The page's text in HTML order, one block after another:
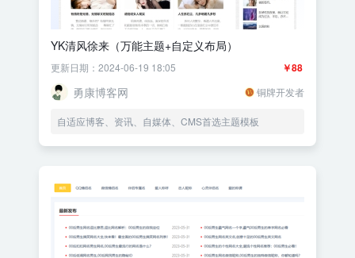
YK清风徐来（万能主题+自定义布局）
￥88
更新日期：2024-06-19 18:05
勇康博客网 铜牌开发者
自适应博客、资讯、自媒体、CMS首选主题模板